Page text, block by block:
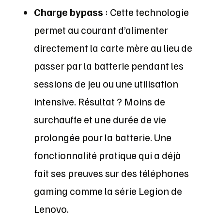
Charge bypass : Cette technologie
permet au courant d’alimenter
directement la carte mère au lieu de
passer par la batterie pendant les
sessions de jeu ou une utilisation
intensive. Résultat ? Moins de
surchauffe et une durée de vie
prolongée pour la batterie. Une
fonctionnalité pratique qui a déjà
fait ses preuves sur des téléphones
gaming comme la série Legion de
Lenovo.